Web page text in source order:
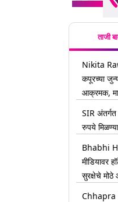
ताजी
Nikita
कपूरच्या
आक्रमक,
SIR अंतर्गत
रुपये
Bhabhi
मीडियावर
सुरक्षेचे मोठे
Chhapra